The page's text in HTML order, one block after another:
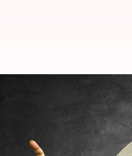
కాంగ్రెస్‌కు ఆప్
06:13 pm
ఈ వార్తాకథనం ఏంటి